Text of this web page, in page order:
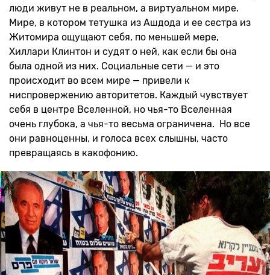
люди живут не в реальном, а виртуальном мире.
Мире, в котором тетушка из Ашдода и ее сестра из
Житомира ощущают себя, по меньшей мере,
Хиллари Клинтон и судят о ней, как если бы она
была одной из них. Социальные сети — и это
происходит во всем мире — привели к
ниспровержению авторитетов. Каждый чувствует
себя в центре Вселенной, но чья-то Вселенная
очень глубока, а чья-то весьма ограничена. Но все
они равноценны, и голоса всех слышны, часто
превращаясь в какофонию.